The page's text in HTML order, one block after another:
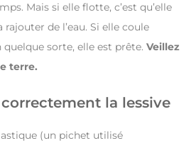
Mais si elle flotte, c’est qu’elle
de l’eau. Si elle coule
sorte, elle est prête. Veillez
terre.
la lessive
(un pichet utilisé